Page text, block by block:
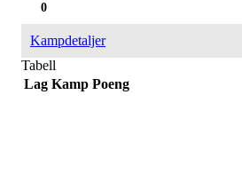
0
Kampdetaljer
Tabell
Lag Kamp Poeng